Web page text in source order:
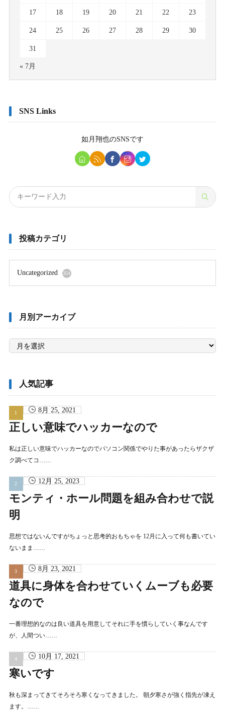
17 18 19 20 21 22 23
24 25 26 27 28 29 30
31
« 7月
SNS Links
如月翔也のSNSです
投稿カテゴリ
Uncategorized 354
月別アーカイブ
月
ア
ブ
人気記事
8月 25, 2021
正しい意味でハッカーなので
私は正しい意味でハッカーなのでパソコン関係でやりた事があったらザクザ
ク調べてコ……
12月 25, 2023
モンティ・ホール問題を組み合わせで説
明
思想ではないんですがちょっと思考的おもちゃを 12月に入って何も書いてい
ないまま……
8月 23, 2021
道具に身体を合わせていくムーブも必要
なので
一番理想的なのは良い道具を用意してそれに手を慣らしていく事なんです
が、人間つい……
10月 17, 2021
寒いです
秋も深まってきてそろそろ寒くなってきました。 朝夕寒さが強く指先が凍え
ます。……